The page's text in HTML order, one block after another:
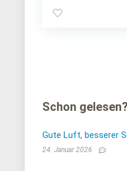
Bettwäsche mit
Schon gelesen?
Gute Luft, besserer
24. Januar 2026